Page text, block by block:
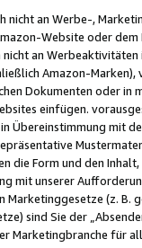
nicht an Werbe-,
Website oder
an
Amazon-
Dokumenten oder in
einfügen.
Übereinstimmung mit
die Form und den
mit unserer
(z. B.
sind Sie der
Marketingbranche für